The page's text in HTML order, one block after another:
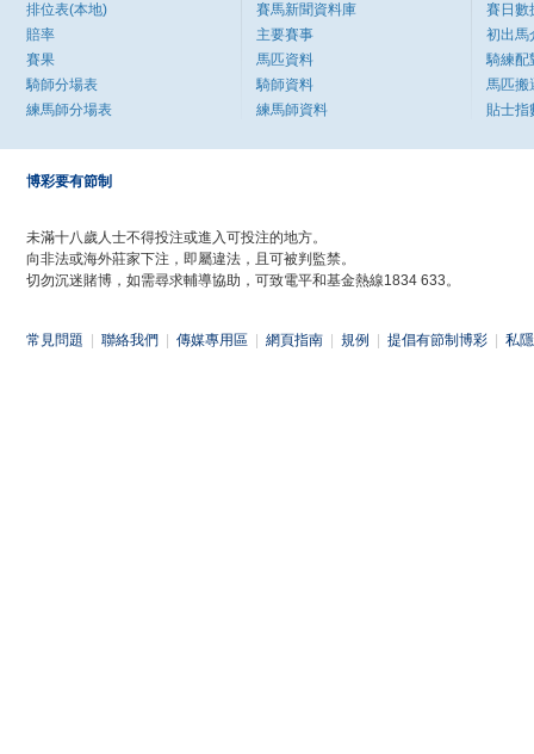
排位表(本地)
賠率
賽果
騎師分場表
練馬師分場表
賽馬新聞資料庫
主要賽事
馬匹資料
騎師資料
練馬師資料
賽日數
初出馬
騎練配
馬匹搬
貼士指
博彩要有節制
未滿十八歲人士不得投注或進入可投注的地方。
向非法或海外莊家下注，即屬違法，且可被判監禁。
切勿沉迷賭博，如需尋求輔導協助，可致電平和基金熱線1834 633。
常見問題 聯絡我們 傳媒專用區 網頁指南 規例 提倡有節制博彩 私